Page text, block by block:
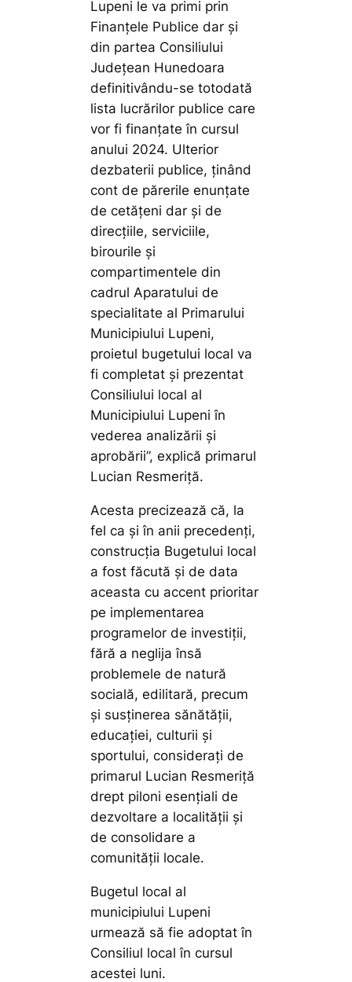
Lupeni le va primi prin
Finanțele Publice dar și
din partea Consiliului
Județean Hunedoara
definitivându-se totodată
lista lucrărilor publice care
vor fi finanțate în cursul
anului 2024. Ulterior
dezbaterii publice, ținând
cont de părerile enunțate
de cetățeni dar și de
direcțiile, serviciile,
birourile și
compartimentele din
cadrul Aparatului de
specialitate al Primarului
Municipiului Lupeni,
proietul bugetului local va
fi completat și prezentat
Consiliului local al
Municipiului Lupeni în
vederea analizării și
aprobării”, explică primarul
Lucian Resmeriță.
Acesta precizează că, la
fel ca și în anii precedenți,
construcția Bugetului local
a fost făcută și de data
aceasta cu accent prioritar
pe implementarea
programelor de investiții,
fără a neglija însă
problemele de natură
socială, edilitară, precum
și susținerea sănătății,
educației, culturii și
sportului, considerați de
primarul Lucian Resmeriță
drept piloni esențiali de
dezvoltare a localității și
de consolidare a
comunității locale.
Bugetul local al
municipiului Lupeni
urmează să fie adoptat în
Consiliul local în cursul
acestei luni.